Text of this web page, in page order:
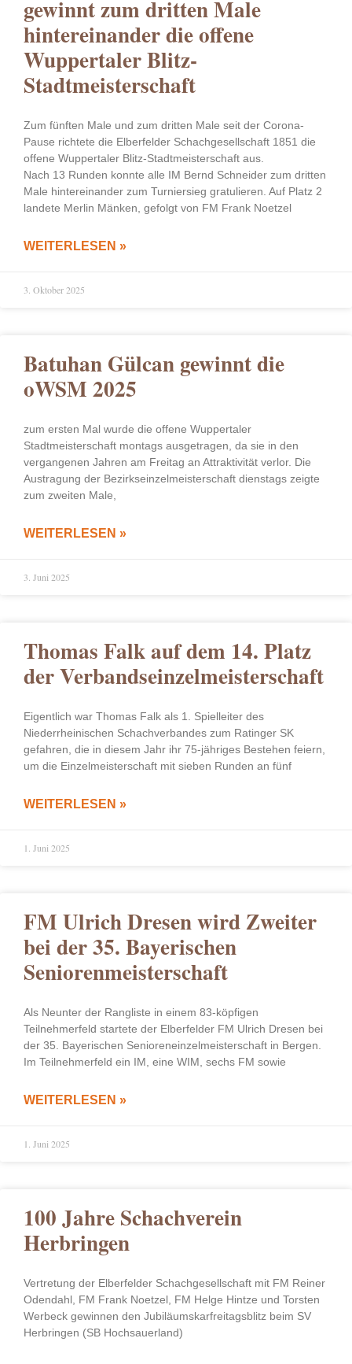
gewinnt zum dritten Male
hintereinander die offene
Wuppertaler Blitz-
Stadtmeisterschaft
Zum fünften Male und zum dritten Male seit der Corona-
Pause richtete die Elberfelder Schachgesellschaft 1851 die
offene Wuppertaler Blitz-Stadtmeisterschaft aus.
Nach 13 Runden konnte alle IM Bernd Schneider zum dritten
Male hintereinander zum Turniersieg gratulieren. Auf Platz 2
landete Merlin Mänken, gefolgt von FM Frank Noetzel
WEITERLESEN »
3. Oktober 2025
Batuhan Gülcan gewinnt die
oWSM 2025
zum ersten Mal wurde die offene Wuppertaler
Stadtmeisterschaft montags ausgetragen, da sie in den
vergangenen Jahren am Freitag an Attraktivität verlor. Die
Austragung der Bezirkseinzelmeisterschaft dienstags zeigte
zum zweiten Male,
WEITERLESEN »
3. Juni 2025
Thomas Falk auf dem 14. Platz
der Verbandseinzelmeisterschaft
Eigentlich war Thomas Falk als 1. Spielleiter des
Niederrheinischen Schachverbandes zum Ratinger SK
gefahren, die in diesem Jahr ihr 75-jähriges Bestehen feiern,
um die Einzelmeisterschaft mit sieben Runden an fünf
WEITERLESEN »
1. Juni 2025
FM Ulrich Dresen wird Zweiter
bei der 35. Bayerischen
Seniorenmeisterschaft
Als Neunter der Rangliste in einem 83-köpfigen
Teilnehmerfeld startete der Elberfelder FM Ulrich Dresen bei
der 35. Bayerischen Senioreneinzelmeisterschaft in Bergen.
Im Teilnehmerfeld ein IM, eine WIM, sechs FM sowie
WEITERLESEN »
1. Juni 2025
100 Jahre Schachverein
Herbringen
Vertretung der Elberfelder Schachgesellschaft mit FM Reiner
Odendahl, FM Frank Noetzel, FM Helge Hintze und Torsten
Werbeck gewinnen den Jubiläumskarfreitagsblitz beim SV
Herbringen (SB Hochsauerland)